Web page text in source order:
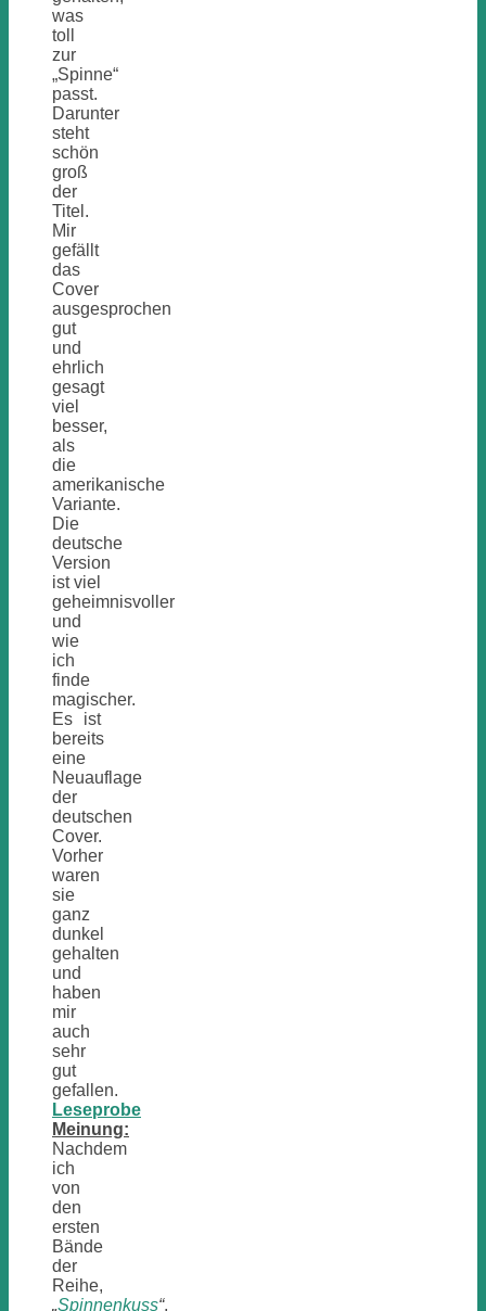
was
toll
zur
„Spinne“
passt.
Darunter
steht
schön
groß
der
Titel.
Mir
gefällt
das
Cover
ausgesprochen
gut
und
ehrlich
gesagt
viel
besser,
als
die
amerikanische
Variante.
Die
deutsche
Version
ist viel
geheimnisvoller
und
wie
ich
finde
magischer.
Es ist
bereits
eine
Neuauflage
der
deutschen
Cover.
Vorher
waren
sie
ganz
dunkel
gehalten
und
haben
mir
auch
sehr
gut
gefallen.
Leseprobe
Meinung:
Nachdem
ich
von
den
ersten
Bände
der
Reihe,
„Spinnenkuss“,